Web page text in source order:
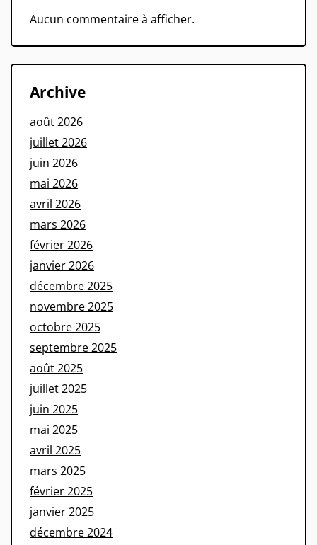
Aucun commentaire à afficher.
Archive
août 2026
juillet 2026
juin 2026
mai 2026
avril 2026
mars 2026
février 2026
janvier 2026
décembre 2025
novembre 2025
octobre 2025
septembre 2025
août 2025
juillet 2025
juin 2025
mai 2025
avril 2025
mars 2025
février 2025
janvier 2025
décembre 2024